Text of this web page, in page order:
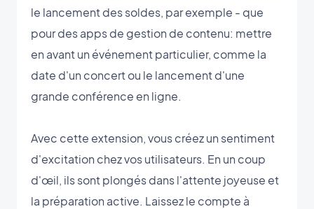
le lancement des soldes, par exemple - que
pour des apps de gestion de contenu: mettre
en avant un événement particulier, comme la
date d'un concert ou le lancement d'une
grande conférence en ligne.
Avec cette extension, vous créez un sentiment
d'excitation chez vos utilisateurs. En un coup
d'œil, ils sont plongés dans l'attente joyeuse et
la préparation active. Laissez le compte à